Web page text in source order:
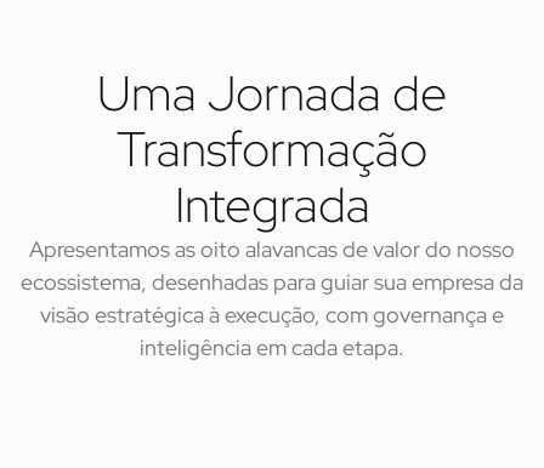
Uma Jornada de
Transformação
Integrada
Apresentamos as oito alavancas de valor do nosso
ecossistema, desenhadas para guiar sua empresa da
visão estratégica à execução, com governança e
inteligência em cada etapa.